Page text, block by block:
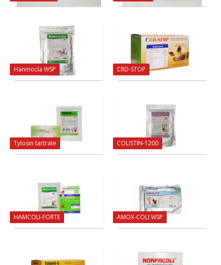
Hanmocla WSP CRD-STOP
Tylosin tartrate COLISTIN-1200
HAMCOLI-FORTE AMOX-COLI WSP